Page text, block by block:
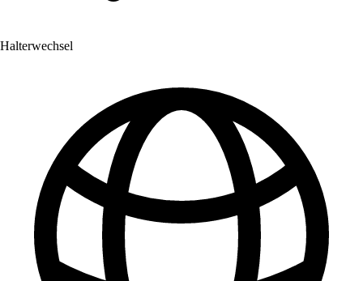
Halterwechsel